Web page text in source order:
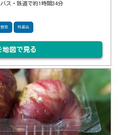
ス・鉄道で約1時間34分
野菜 特産品
地図で見る